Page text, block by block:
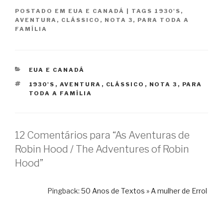
POSTADO EM EUA E CANADÁ TAGS 1930'S ,
AVENTURA , CLÁSSICO , NOTA 3 , PARA TODA A
FAMÍLIA
CATEGORIAS
EUA E CANADÁ
TAGS
1930'S , AVENTURA , CLÁSSICO , NOTA 3 , PARA
TODA A FAMÍLIA
12 Comentários para “As Aventuras de
Robin Hood / The Adventures of Robin
Hood”
Pingback: 50 Anos de Textos » A mulher de Errol